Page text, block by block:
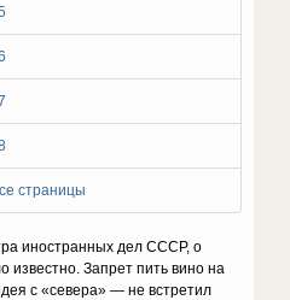
страницы
иностранных дел СССР, о
известно. Запрет пить вино на
с «севера» — не встретил